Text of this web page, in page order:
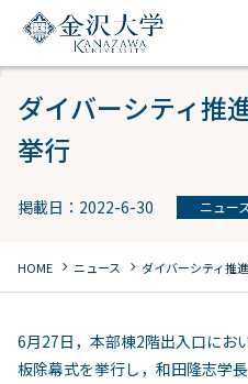
ダイバーシティ推
挙行
掲載日：2022-6-30 ニュース
HOME chevron_right ニュース chevron_right ダイバーシティ推
6月27日，本部棟2階出入口にお
板除幕式を挙行し，和田隆志学